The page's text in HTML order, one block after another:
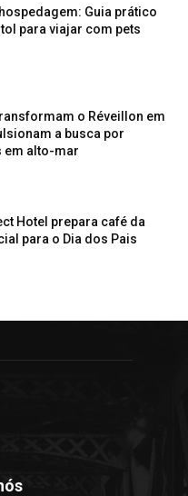
Guia prático
para viajar com pets
o Réveillon em
a busca por
em alto-mar
Hotel prepara café da
para o Dia dos Pais